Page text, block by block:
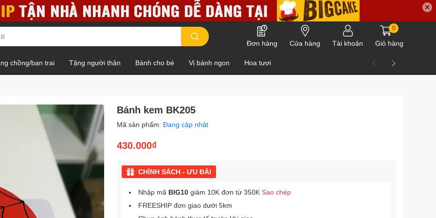
✕
Đơn hàng Cửa hàng Tài khoản
0
Giỏ hàng
chồng/bạn trai Tặng người thân Bánh cho bé Vị bánh ngon Hoa tươi
Bánh kem BK205
Mã sản phẩm: Đang cập nhật
430.000₫
CHÍNH SÁCH - ƯU ĐÃI
Nhập mã BIG10 giảm 10K đơn từ 350K Sao chép
FREESHIP đơn giao dưới 5km